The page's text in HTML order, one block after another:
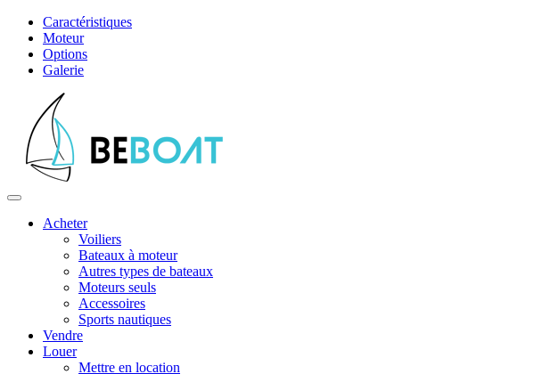
Caractéristiques
Moteur
Options
Galerie
Acheter
Voiliers
Bateaux à moteur
Autres types de bateaux
Moteurs seuls
Accessoires
Sports nautiques
Vendre
Louer
Mettre en location